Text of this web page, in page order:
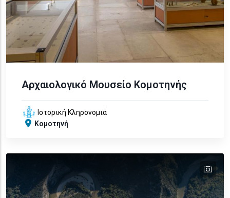
Αρχαιολογικό Μουσείο Κομοτηνής
Ιστορική Κληρονομιά
Κομοτηνή
text
text
text
text
text